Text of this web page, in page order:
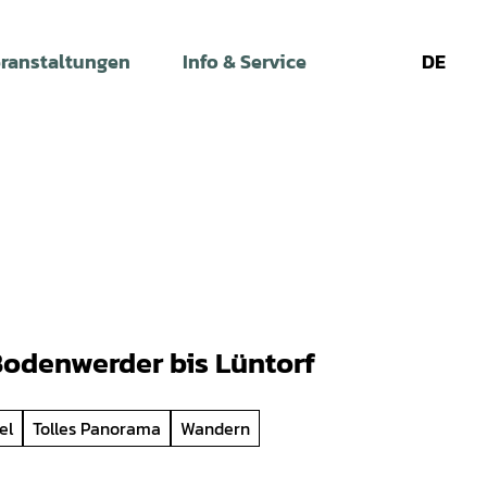
Info & Service DE
bis Lüntorf
Tolles Panorama Wandern